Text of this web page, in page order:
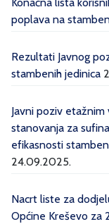
Konačna lista
poplava na
Rezultati Javnog
stambenih jedinica
Javni poziv
stanovanja za
efikasnosti
24.09.2025.
Nacrt liste za
Općine Kreševo za